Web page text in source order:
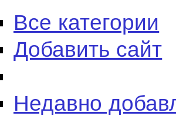
Все категории
Добавить сайт
Недавно